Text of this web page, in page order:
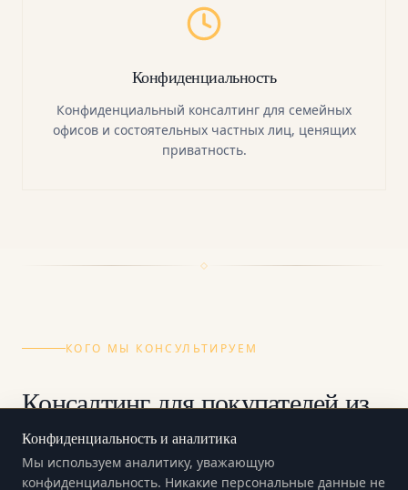
Конфиденциальность и аналитика
Мы используем аналитику, уважающую
конфиденциальность. Никакие персональные данные не
Конфиденциальность
Конфиденциальный консалтинг для семейных
офисов и состоятельных частных лиц, ценящих
приватность.
КОГО МЫ КОНСУЛЬТИРУЕМ
Консалтинг для покупателей из
региона Залива